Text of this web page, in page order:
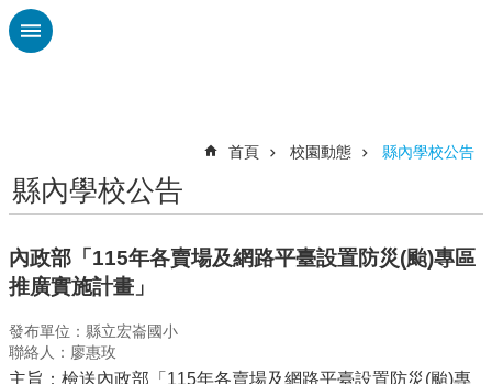
跳到主要內容區塊
認
廣
興
刊
專
欄
首頁 校園動態 縣內學校公告
縣內學校公告
內政部「115年各賣場及網路平臺設置防災(颱)專區
推廣實施計畫」
發布單位：縣立宏崙國小
聯絡人：廖惠玫
主旨：檢送內政部「115年各賣場及網路平臺設置防災(颱)專